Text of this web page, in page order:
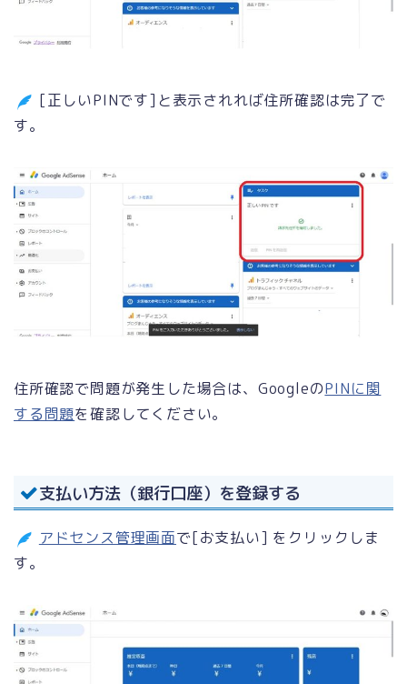
[正しいPINです]と表示されれば住所確認は完了で
す。
住所確認で問題が発生した場合は、GoogleのPINに関
する問題を確認してください。
支払い方法（銀行口座）を登録する
アドセンス管理画面で[お支払い] をクリックしま
す。